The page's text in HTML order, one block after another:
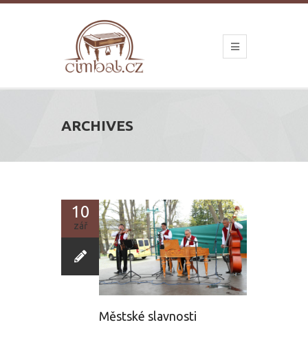
ARCHIVES
10
zář
Městské slavnosti